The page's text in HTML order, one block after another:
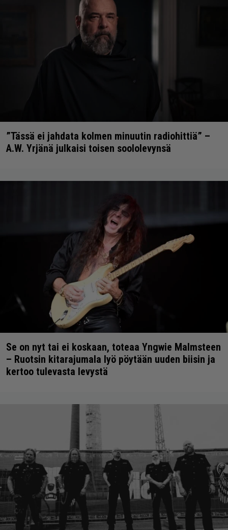
”Tässä ei jahdata kolmen minuutin radiohittiä” –
A.W. Yrjänä julkaisi toisen soololevynsä
Se on nyt tai ei koskaan, toteaa Yngwie Malmsteen
– Ruotsin kitarajumala lyö pöytään uuden biisin ja
kertoo tulevasta levystä